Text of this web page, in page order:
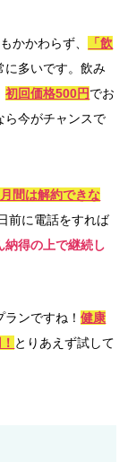
かわらず、
「飲
に多いです。飲み
初回価格500円でお
ら今がチャンスで
間は解約できな
前に電話をすれば
納得の上で継続し
ランですね！健康
とりあえず試して